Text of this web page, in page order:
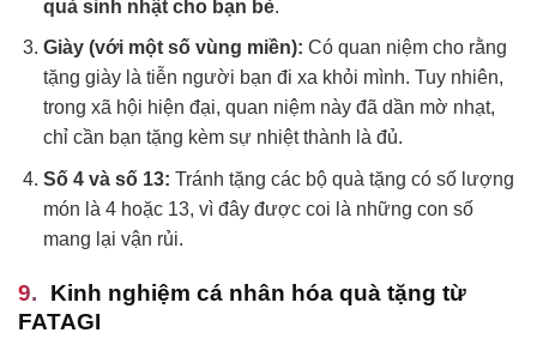
quà sinh nhật cho bạn bè.
Giày (với một số vùng miền): Có quan niệm cho rằng
tặng giày là tiễn người bạn đi xa khỏi mình. Tuy nhiên,
trong xã hội hiện đại, quan niệm này đã dần mờ nhạt,
chỉ cần bạn tặng kèm sự nhiệt thành là đủ.
Số 4 và số 13: Tránh tặng các bộ quà tặng có số lượng
món là 4 hoặc 13, vì đây được coi là những con số
mang lại vận rủi.
Kinh nghiệm cá nhân hóa quà tặng từ
FATAGI